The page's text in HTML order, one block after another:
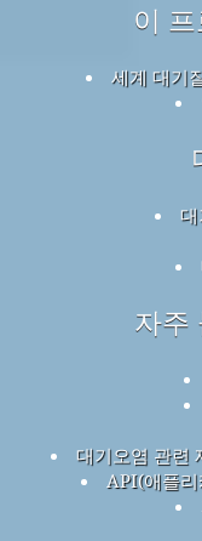
이
세계 대기
자주
대기오염 관련
API(애플